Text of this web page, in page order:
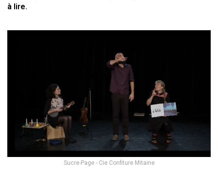
à lire.
Sucre-Page - Cie Confiture Mitaine